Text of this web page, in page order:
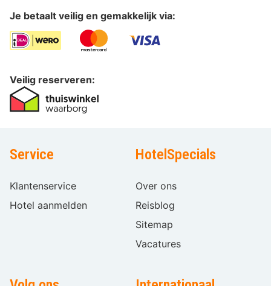
Je betaalt veilig en gemakkelijk via:
Veilig reserveren:
Service
Klantenservice
Hotel aanmelden
HotelSpecials
Over ons
Reisblog
Sitemap
Vacatures